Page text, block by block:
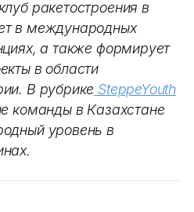
ракетостроения в
в международных
а также формирует
в области
В рубрике SteppeYouth
команды в Казахстане
уровень в